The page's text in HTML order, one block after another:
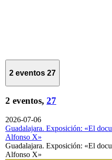
2 eventos 27
2 eventos, 27
2026-07-06
Guadalajara. Exposición: «El
Alfonso X»
Guadalajara. Exposición: «El
Alfonso X»